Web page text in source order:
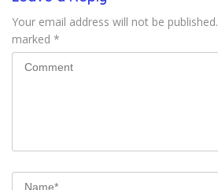
Your email address will not be published.
marked *